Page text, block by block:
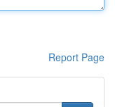
Report Page